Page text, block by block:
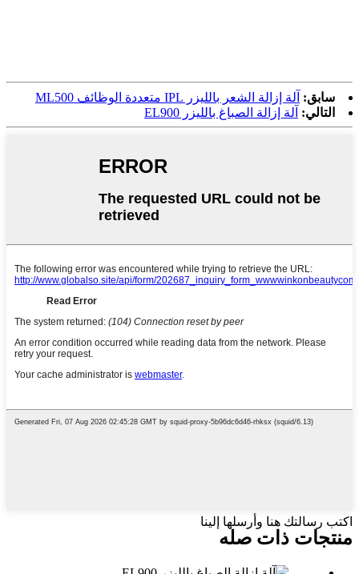
سابق: آلة إزالة الشعر بالليزر IPL متعددة الوظائف ML500
التالي: آلة إزالة الصباغ بالليزر EL900
اكتب رسالتك هنا وأرسلها إلينا
منتجات ذات صله